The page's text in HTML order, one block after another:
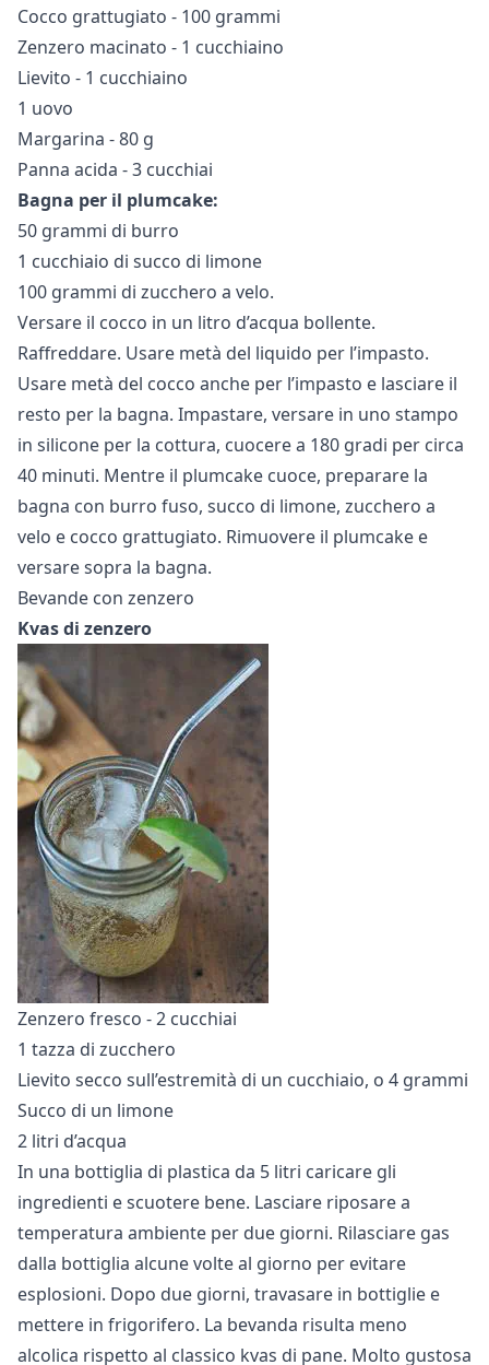
Cocco grattugiato - 100 grammi
Zenzero macinato - 1 cucchiaino
Lievito - 1 cucchiaino
1 uovo
Margarina - 80 g
Panna acida - 3 cucchiai
Bagna per il plumcake:
50 grammi di burro
1 cucchiaio di succo di limone
100 grammi di zucchero a velo.
Versare il cocco in un litro d’acqua bollente.
Raffreddare. Usare metà del liquido per l’impasto.
Usare metà del cocco anche per l’impasto e lasciare il
resto per la bagna. Impastare, versare in uno stampo
in silicone per la cottura, cuocere a 180 gradi per circa
40 minuti. Mentre il plumcake cuoce, preparare la
bagna con burro fuso, succo di limone, zucchero a
velo e cocco grattugiato. Rimuovere il plumcake e
versare sopra la bagna.
Bevande con zenzero
Kvas di zenzero
Zenzero fresco - 2 cucchiai
1 tazza di zucchero
Lievito secco sull’estremità di un cucchiaio, o 4 grammi
Succo di un limone
2 litri d’acqua
In una bottiglia di plastica da 5 litri caricare gli
ingredienti e scuotere bene. Lasciare riposare a
temperatura ambiente per due giorni. Rilasciare gas
dalla bottiglia alcune volte al giorno per evitare
esplosioni. Dopo due giorni, travasare in bottiglie e
mettere in frigorifero. La bevanda risulta meno
alcolica rispetto al classico kvas di pane. Molto gustosa